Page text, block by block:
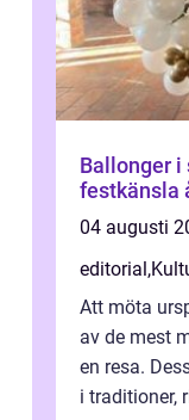
Ballonger i
festkänsla
04 augusti
editorial,
Att möta
av de mest
en resa.
i traditioner,